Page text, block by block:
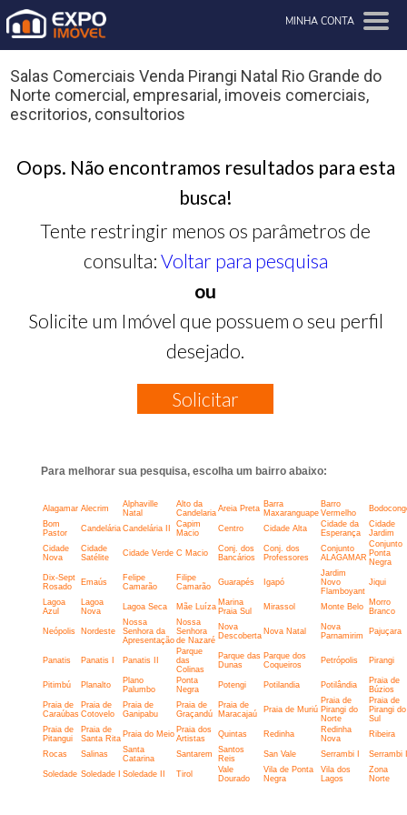
MINHA CONTA
Salas Comerciais Venda Pirangi Natal Rio Grande do
Norte comercial, empresarial, imoveis comerciais,
escritorios, consultorios
Oops. Não encontramos resultados para esta
busca!
Tente restringir menos os parâmetros de
consulta: Voltar para pesquisa
ou
Solicite um Imóvel que possuem o seu perfil
desejado.
Solicitar
Para melhorar sua pesquisa, escolha um bairro abaixo:
Alagamar Alecrim
Alphaville
Natal
Alto da
Candelaria Areia Preta Barra
Maxaranguape
Barro
Vermelho
Bom
Pastor
Candelária Candelária II
Capim
Macio
Centro Cidade Alta
Cidade da
Esperança
Cidade
Jardim
Cidade
Nova
Cidade
Satélite
Cidade Verde C Macio
Conj. dos
Bancários
Conj. dos
Professores
Conjunto
ALAGAMAR
Conjunto
Ponta
Negra
Dix-Sept
Rosado
Emaús
Felipe
Camarão
Filipe
Camarão
Guarapés Igapó
Jardim
Novo
Flamboyant
Jiqui
Lagoa
Azul
Lagoa
Nova
Lagoa Seca Mãe Luíza Marina
Praia Sul
Mirassol Monte Belo
Morro
Branco
Neópolis Nordeste
Nossa
Senhora da
Apresentação
Nossa
Senhora
de Nazaré
Nova
Descoberta Nova Natal
Nova
Parnamirim
Pajuçara
Panatis Panatis I Panatis II
Parque
das
Colinas
Parque das
Dunas
Parque dos
Coqueiros
Petrópolis Pirangi
Pitimbú Planalto
Plano
Palumbo
Ponta
Negra
Potengi Potilandia Potilândia
Praia de
Búzios
Praia de
Caraúbas
Praia de
Cotovelo
Praia de
Ganipabu
Praia de
Graçandú
Praia de
Maracajaú
Praia de Muriú
Praia de
Pirangi do
Norte
Praia de
Pirangi do
Sul
Praia de
Pitangui
Praia de
Santa Rita Praia do Meio Praia dos
Artistas
Quintas Redinha
Redinha
Nova
Ribeira
Rocas Salinas
Santa
Catarina
Santarem
Santos
Reis
San Vale Serrambi I Serrambi
Soledade Soledade I Soledade II Tirol
Vale
Dourado
Vila de Ponta
Negra
Vila dos
Lagos
Zona
Norte